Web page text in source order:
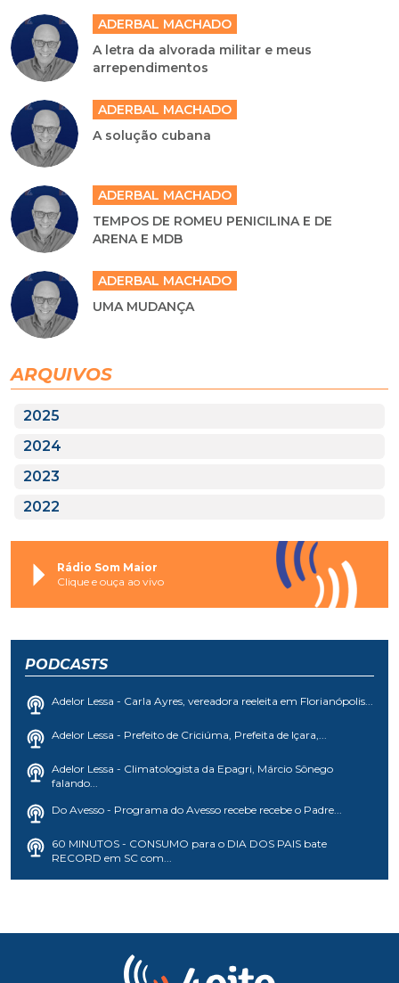
ADERBAL MACHADO
A letra da alvorada militar e meus
arrependimentos
ADERBAL MACHADO
A solução cubana
ADERBAL MACHADO
TEMPOS DE ROMEU PENICILINA E DE
ARENA E MDB
ADERBAL MACHADO
UMA MUDANÇA
ARQUIVOS
2025
2024
2023
2022
Rádio Som Maior
Clique e ouça ao vivo
PODCASTS
Adelor Lessa - Carla Ayres, vereadora reeleita em Florianópolis...
Adelor Lessa - Prefeito de Criciúma, Prefeita de Içara,...
Adelor Lessa - Climatologista da Epagri, Márcio Sônego
falando...
Do Avesso - Programa do Avesso recebe recebe o Padre...
60 MINUTOS - CONSUMO para o DIA DOS PAIS bate
RECORD em SC com...